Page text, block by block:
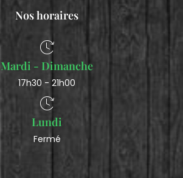
Nos horaires
Mardi - Dimanche
17h30 - 21h00
Lundi
Fermé